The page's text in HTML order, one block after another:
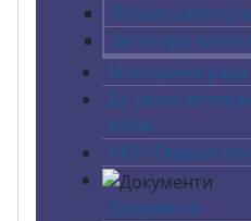
Форма запиту
Звіти про
Молодіжна рада
До уваги
війни
НКР «Гвардія
Документи